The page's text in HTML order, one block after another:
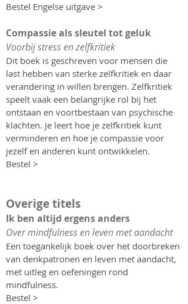
Bestel Engelse uitgave >
Compassie als sleutel tot geluk
Voorbij stress en zelfkritiek
​Dit boek is geschreven voor mensen die
last hebben van sterke zelfkritiek en daar
verandering in willen brengen. Zelfkritiek
speelt vaak een belangrijke rol bij het
ontstaan en voortbestaan van psychische
klachten. Je leert hoe je zelfkritiek kunt
verminderen en hoe je compassie voor
jezelf en anderen kunt ontwikkelen.
Bestel >
Overige titels
Ik ben altijd ergens anders
Over mindfulness en leven met aandacht
Een toegankelijk boek over het doorbreken
van denkpatronen en leven met aandacht,
met uitleg en oefeningen rond
mindfulness.
Bestel >